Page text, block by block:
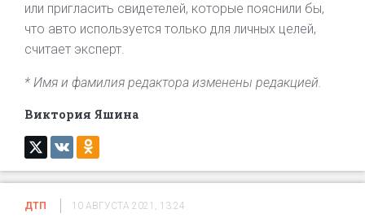
или пригласить свидетелей, которые пояснили бы,
что авто используется только для личных целей,
считает эксперт.
* Имя и фамилия редактора изменены редакцией.
Виктория Яшина
ДТП 10 АВГУСТА 2021, 13:24